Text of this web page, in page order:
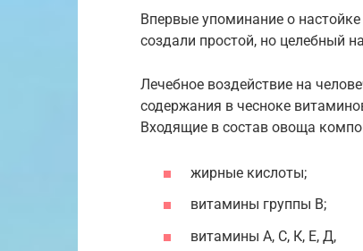
Впервые упоминание о
создали простой, но целебный
Лечебное воздействие на
содержания в чесноке
Входящие в состав овоща
жирные кислоты;
витамины группы В;
витамины А, С, К, Е, Д,